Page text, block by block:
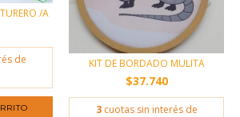
/A
de
KIT DE BORDADO MULITA
$37.740
3 cuotas sin interés de